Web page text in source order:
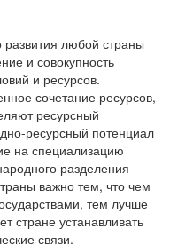
любой страны
и совокупность
и ресурсов.
сочетание ресурсов,
ресурсный
ресурсный потенциал
на специализацию
разделения
важно тем, что чем
тем лучше
стране устанавливать
связи.